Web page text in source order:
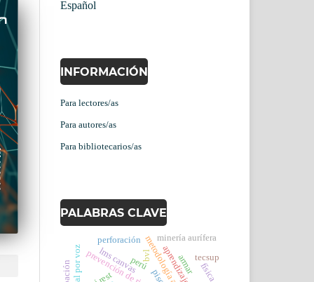
Español
INFORMACIÓN
Para lectores/as
Para autores/as
Para bibliotecarios/as
PALABRAS CLAVE
lms canvas tecsup
perú
minería aurífera
perforación
física
armar
bvl